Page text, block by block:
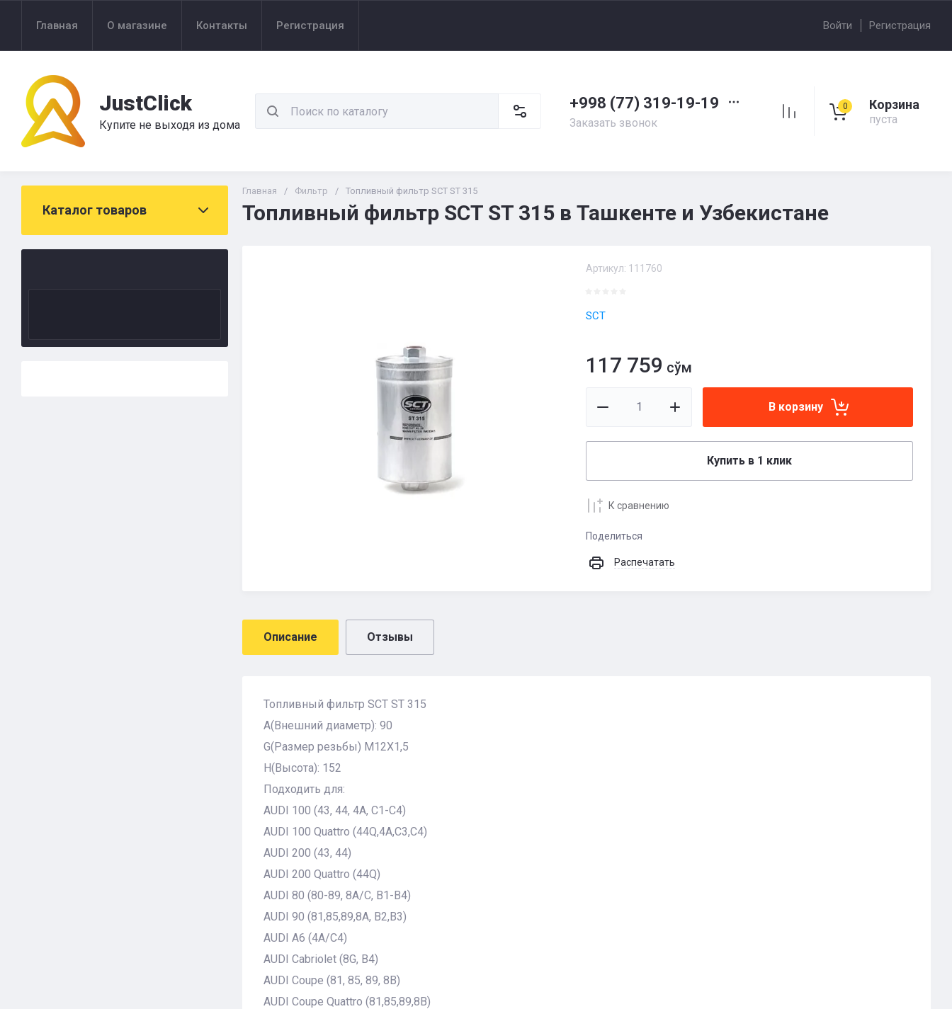
Главная О магазине Контакты Регистрация Войти Регистрация
JustClick
Купите не выходя из дома
+998 (77) 319-19-19
Заказать звонок
0 Корзина
пуста
Каталог товаров
Главная / Фильтр / Топливный фильтр SCT ST 315
Топливный фильтр SCT ST 315 в Ташкенте и Узбекистане
Артикул: 111760
SCT
117 759 сўм
В корзину
Купить в 1 клик
К сравнению
Поделиться
Распечатать
Описание Отзывы
Топливный фильтр SCT ST 315
A(Внешний диаметр): 90
G(Размер резьбы) M12X1,5
H(Высота): 152
Подходить для:
AUDI 100 (43, 44, 4A, C1-C4)
AUDI 100 Quattro (44Q,4A,C3,C4)
AUDI 200 (43, 44)
AUDI 200 Quattro (44Q)
AUDI 80 (80-89, 8A/C, B1-B4)
AUDI 90 (81,85,89,8A, B2,B3)
AUDI A6 (4A/C4)
AUDI Cabriolet (8G, B4)
AUDI Coupe (81, 85, 89, 8B)
AUDI Coupe Quattro (81,85,89,8B)